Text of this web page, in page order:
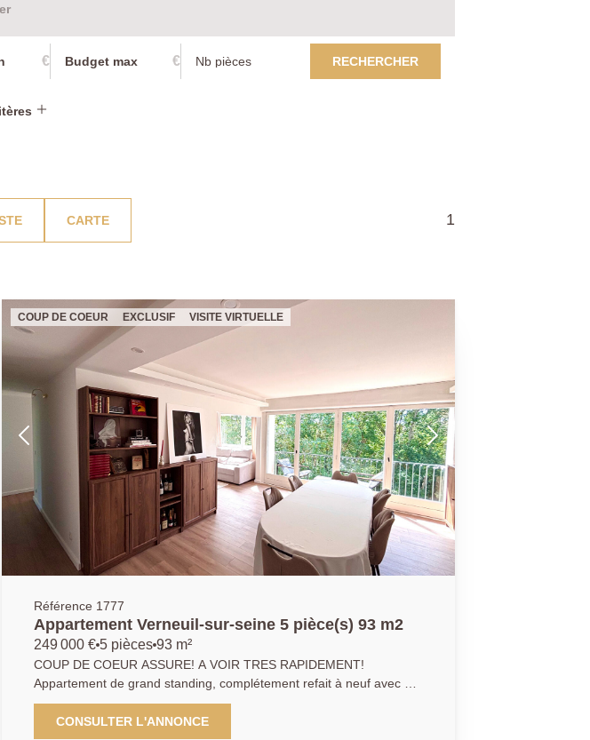
€ € RECHERCHER
CARTE 1
COUP DE COEUR EXCLUSIF VISITE VIRTUELLE
Référence 1777
Appartement Verneuil-sur-seine 5 pièce(s) 93 m2
249 000 € 5 pièces 93 m²
COUP DE COEUR ASSURE! A VOIR TRES RAPIDEMENT!
Appartement de grand standing, complétement refait à neuf avec de
très belles prestations. L'effet WAOOUH est assuré dès l'entrée dans
les lieux! Lumière incroyable, complétement traversant, volumes
CONSULTER L'ANNONCE